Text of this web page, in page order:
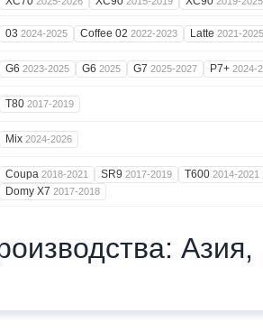
03 2024-2025 Coffee 02 2022-2023 Latte 2021-2025
G6 2023-2025 G6 2025 G7 2025-2027 P7+ 2024-
T80 2017-2019
Mix 2024-2026
Coupa 2018-2021 SR9 2017-2019 T600 2014-2021
Domy X7 2017-2018
Азия,